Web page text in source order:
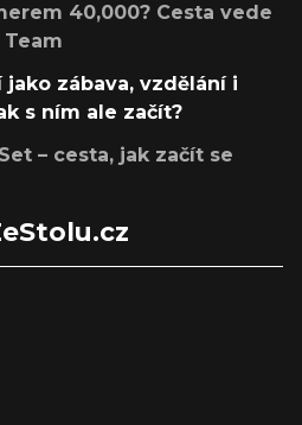
40,000? Cesta vede
zábava, vzdělání i
s ním ale začít?
– cesta, jak začít se